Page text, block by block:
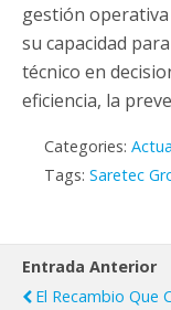
gestión
su capacidad
técnico en
eficiencia, la
Categories:
Tags: Saretec
Entrada Anterior
El Recambio Que